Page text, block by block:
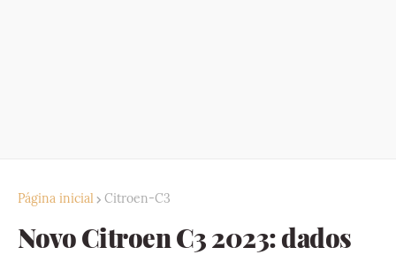
Página inicial Citroen-C3
Novo Citroen C3 2023: dados